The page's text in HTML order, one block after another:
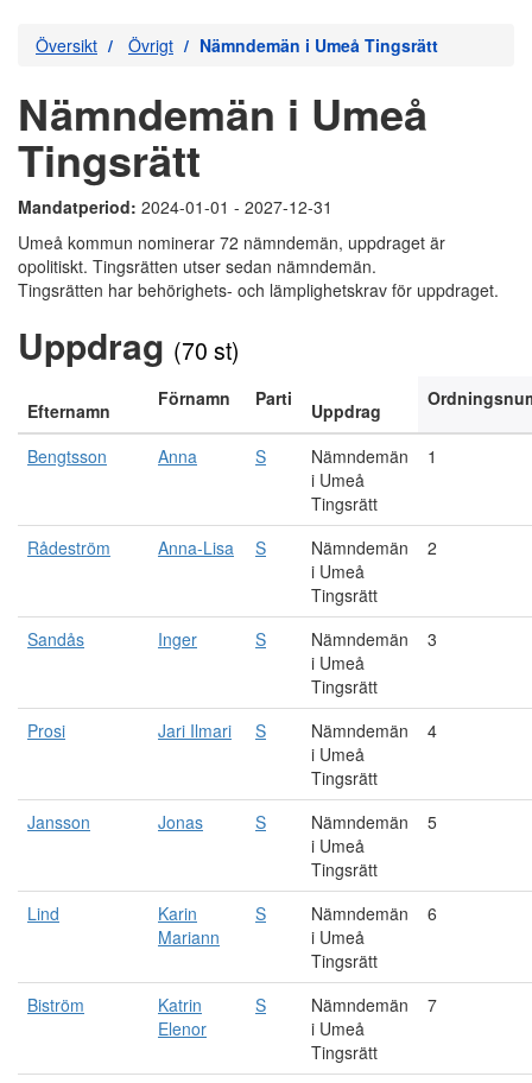
Översikt Övrigt Nämndemän i Umeå Tingsrätt
Nämndemän i Umeå
Tingsrätt
Mandatperiod: 2024-01-01 - 2027-12-31
Umeå kommun nominerar 72 nämndemän, uppdraget är
opolitiskt. Tingsrätten utser sedan nämndemän.
Tingsrätten har behörighets- och lämplighetskrav för uppdraget.
Uppdrag (70 st)
Efternamn
Förnamn Parti
Uppdrag
Bengtsson Anna S
Nämndemän
i Umeå
Tingsrätt
1
Rådeström Anna-Lisa S
Nämndemän
i Umeå
Tingsrätt
2
Sandås Inger S
Nämndemän
i Umeå
Tingsrätt
3
Prosi Jari Ilmari S
Nämndemän
i Umeå
Tingsrätt
4
Jansson Jonas S
Nämndemän
i Umeå
Tingsrätt
5
Lind
Karin
Mariann
S
Nämndemän
i Umeå
Tingsrätt
6
Biström
Katrin
Elenor
S
Nämndemän
i Umeå
Tingsrätt
7